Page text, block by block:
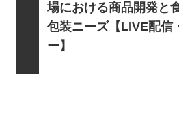
場における商品開発と
包装ニーズ【LIVE配信
ー】